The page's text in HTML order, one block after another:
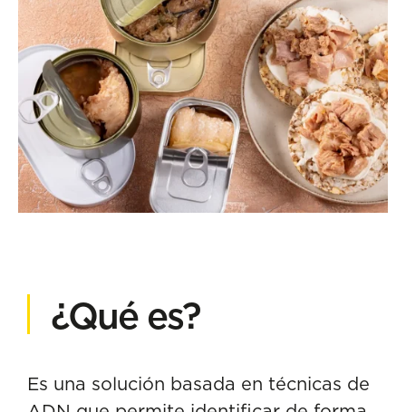
¿Qué es?
Es una solución basada en técnicas de